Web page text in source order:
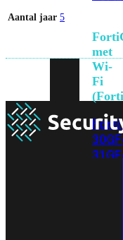
met
Wi-
Fi
30G
31G
Aantal jaar 5